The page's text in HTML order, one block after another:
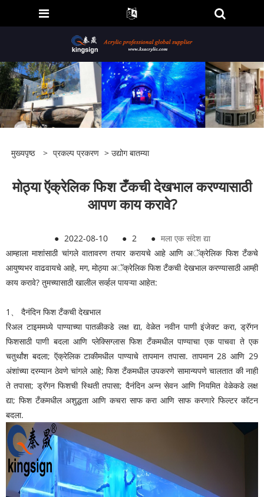
मुख्यपृष्ठ > प्रकल्प प्रकरण > उद्योग बातम्या
मोठ्या ऍक्रेलिक फिश टँकची देखभाल करण्यासाठी
आपण काय करावे?
● 2022-08-10 ● 2 ● मला एक संदेश द्या
आम्हाला माशांसाठी चांगले वातावरण तयार करायचे आहे आणि अॅक्रेलिक फिश टँकचे
आयुष्यभर वाढवायचे आहे, मग, मोठ्या अॅक्रेलिक फिश टँकची देखभाल करण्यासाठी आम्ही
काय करावे? तुमच्यासाठी खालील सर्व्हल पायऱ्या आहेत:
1
दैनंदिन फिश टँकची देखभाल
रिअल टाइममध्ये पाण्याच्या पातळीकडे लक्ष द्या, वेळेत नवीन पाणी इंजेक्ट करा, ड्रॅगन
फिशसाठी पाणी बदला आणि प्लेक्सिग्लास फिश टँकमधील पाण्याचा एक पाचवा ते एक
चतुर्थांश बदला; ऍक्रेलिक टाकीमधील पाण्याचे तापमान तपासा. तापमान 28 आणि 29
अंशांच्या दरम्यान ठेवणे चांगले आहे; फिश टँकमधील उपकरणे सामान्यपणे चालतात की नाही
ते तपासा; ड्रॅगन फिशची स्थिती तपासा; दैनंदिन अन्न सेवन आणि नियमित वेळेकडे लक्ष
द्या; फिश टँकमधील अशुद्धता आणि कचरा साफ करा आणि साफ करणारे फिल्टर कॉटन
बदला.